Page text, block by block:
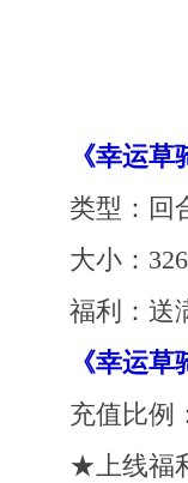
《幸运
类型：回
大小：
福利：送
《幸运
充值比例
★上线福